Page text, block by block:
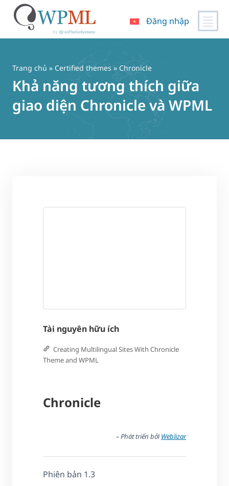
Đăng nhập
Trang chủ » Certified themes » Chronicle
Khả năng tương thích giữa
giao diện Chronicle và WPML
Tài nguyên hữu ích
Creating Multilingual Sites With Chronicle
Theme and WPML
Chronicle
– Phát triển bởiWeblizar
Phiên bản 1.3